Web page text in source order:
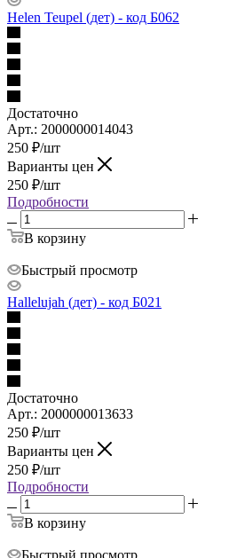
Helen Teupel (дет) - код Б062
Достаточно
Арт.: 2000000014043
250 ₽/шт
Варианты цен
250 ₽/шт
Подробности
В корзину
Быстрый просмотр
Hallelujah (дет) - код Б021
Достаточно
Арт.: 2000000013633
250 ₽/шт
Варианты цен
250 ₽/шт
Подробности
В корзину
Быстрый просмотр